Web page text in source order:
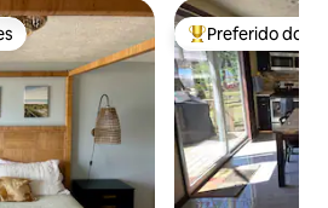
Entre os
Preferido dos